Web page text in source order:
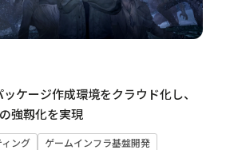
ケージ作成環境をクラウド化し、
強靱化を実現
ング
ゲームインフラ基盤開発